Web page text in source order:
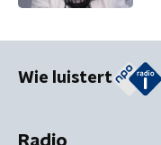
Wie luistert
Radio